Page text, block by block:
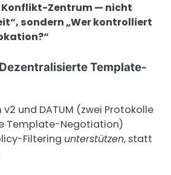
Konflikt-Zentrum — nicht
sondern „Wer kontrolliert
Template-
und DATUM (zwei Protokolle
Template-Negotiation)
Filtering unterstützen, statt